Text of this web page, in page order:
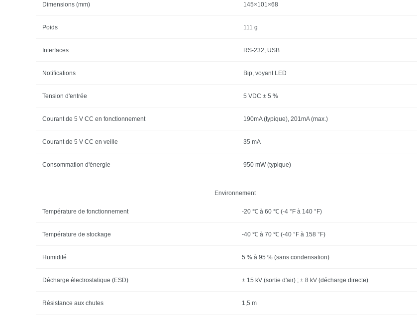
Dimensions (mm) 145×101×68
Poids 111 g
Interfaces RS-232, USB
Notifications Bip, voyant LED
Tension d'entrée 5 VDC ± 5 %
Courant de 5 V CC en fonctionnement 190mA (typique), 201mA (max.)
Courant de 5 V CC en veille 35 mA
Consommation d'énergie 950 mW (typique)
Environnement
Température de fonctionnement -20 ℃ à 60 ℃ (-4 °F à 140 °F)
Température de stockage -40 ℃ à 70 ℃ (-40 °F à 158 °F)
Humidité 5 % à 95 % (sans condensation)
Décharge électrostatique (ESD) ± 15 kV (sortie d'air) ; ± 8 kV (décharge directe)
Résistance aux chutes 1,5 m